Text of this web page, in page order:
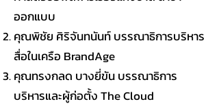
ออกแบบ
คุณพิชัย ศิริจันทนันท์ บรรณาธิการบริหาร
สื่อในเครือ BrandAge
คุณทรงกลด บางยี่ขัน บรรณาธิการ
บริหารและผู้ก่อตั้ง The Cloud